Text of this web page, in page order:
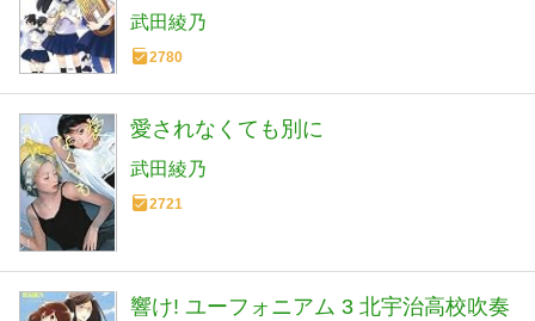
(宝島社文庫)
武田綾乃
2780
愛されなくても別に
武田綾乃
2721
響け! ユーフォニアム 3 北宇治高校吹奏